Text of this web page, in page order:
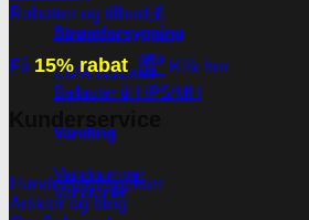
Strømforsygning
CMH ballaster
Ballaster til HPS/MH
Vanding
Vandpumper
Vandtanke
Rabatter og tilbud💰
Få 15% rabat 💸 Klik her
Handelsbetingelser
Artikler og blog